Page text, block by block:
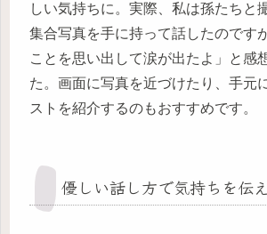
しい気持ちに。実際、私は孫たちと
集合写真を手に持って話したのです
ことを思い出して涙が出たよ」と感
た。画面に写真を近づけたり、手元
ストを紹介するのもおすすめです。
優しい話し方で気持ちを伝